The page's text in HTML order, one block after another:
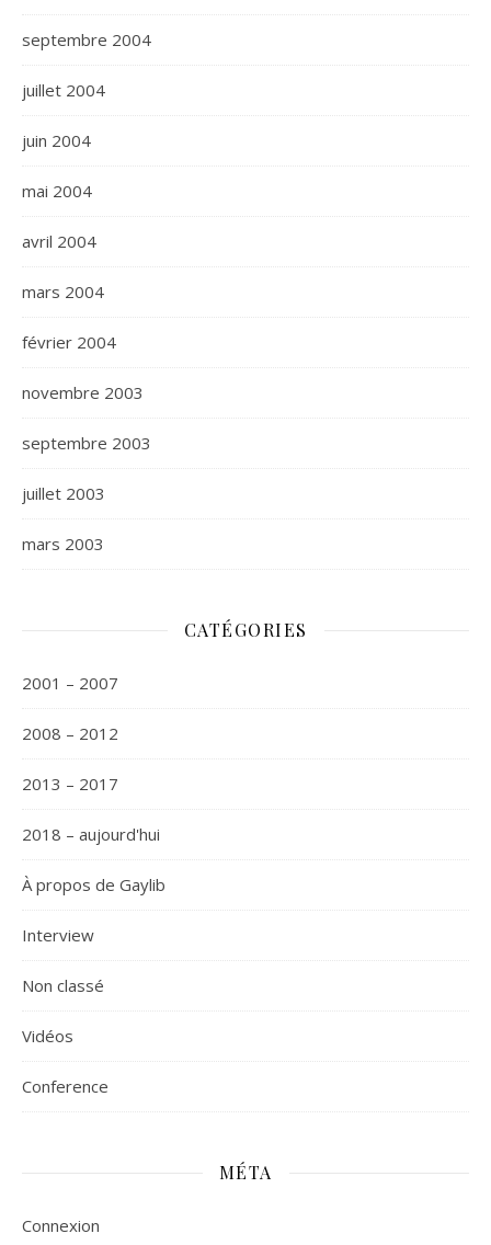
septembre 2004
juillet 2004
juin 2004
mai 2004
avril 2004
mars 2004
février 2004
novembre 2003
septembre 2003
juillet 2003
mars 2003
CATÉGORIES
2001 – 2007
2008 – 2012
2013 – 2017
2018 – aujourd'hui
À propos de Gaylib
Interview
Non classé
Vidéos
Сonference
MÉTA
Connexion